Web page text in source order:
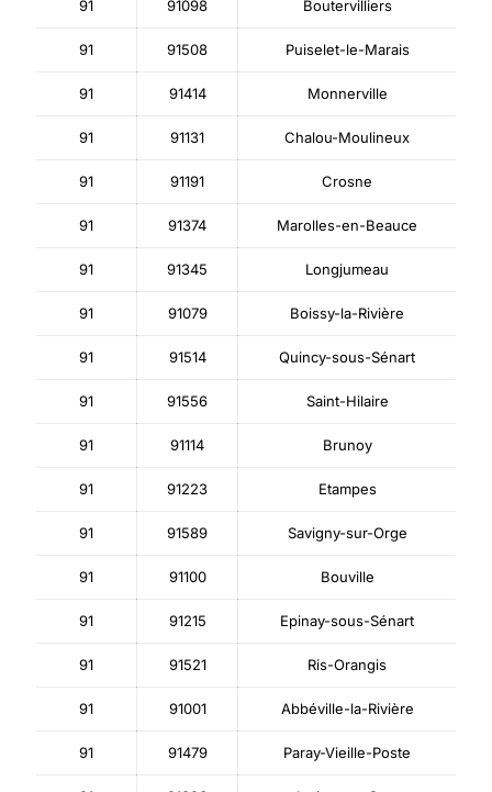
91 91098 Boutervilliers
91 91508 Puiselet-le-Marais
91 91414 Monnerville
91 91131 Chalou-Moulineux
91 91191 Crosne
91 91374 Marolles-en-Beauce
91 91345 Longjumeau
91 91079 Boissy-la-Rivière
91 91514 Quincy-sous-Sénart
91 91556 Saint-Hilaire
91 91114 Brunoy
91 91223 Etampes
91 91589 Savigny-sur-Orge
91 91100 Bouville
91 91215 Epinay-sous-Sénart
91 91521 Ris-Orangis
91 91001 Abbéville-la-Rivière
91 91479 Paray-Vieille-Poste